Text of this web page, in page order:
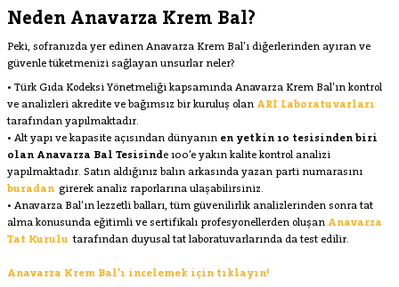
Neden Anavarza Krem Bal?
Peki, sofranızda yer edinen Anavarza Krem Bal’ı diğerlerinden ayıran ve
güvenle tüketmenizi sağlayan unsurlar neler?
• Türk Gıda Kodeksi Yönetmeliği kapsamında Anavarza Krem Bal’ın kontrol
ve analizleri akredite ve bağımsız bir kuruluş olan ARİ Laboratuvarları
tarafından yapılmaktadır.
• Alt yapı ve kapasite açısından dünyanın en yetkin 10 tesisinden biri
olan Anavarza Bal Tesisinde 100’e yakın kalite kontrol analizi
yapılmaktadır. Satın aldığınız balın arkasında yazan parti numarasını
buradan girerek analiz raporlarına ulaşabilirsiniz.
• Anavarza Bal’ın lezzetli balları, tüm güvenilirlik analizlerinden sonra tat
alma konusunda eğitimli ve sertifikalı profesyonellerden oluşan Anavarza
Tat Kurulu tarafından duyusal tat laboratuvarlarında da test edilir.
Anavarza Krem Bal’ı incelemek için tıklayın!